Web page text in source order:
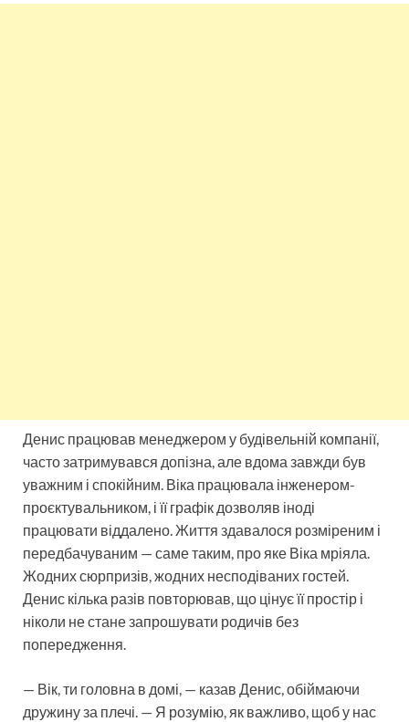
Денис працював менеджером у будівельній компанії,
часто затримувався допізна, але вдома завжди був
уважним і спокійним. Віка працювала інженером-
проєктувальником, і її графік дозволяв іноді
працювати віддалено. Життя здавалося розміреним і
передбачуваним — саме таким, про яке Віка мріяла.
Жодних сюрпризів, жодних несподіваних гостей.
Денис кілька разів повторював, що цінує її простір і
ніколи не стане запрошувати родичів без
попередження.
— Вік, ти головна в домі, — казав Денис, обіймаючи
дружину за плечі. — Я розумію, як важливо, щоб у нас